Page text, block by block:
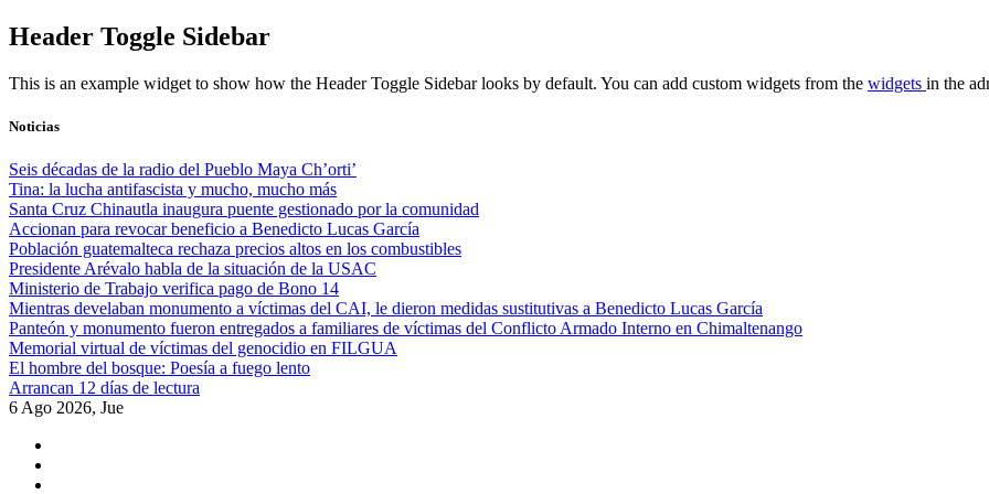
Skip
to
Header Toggle Sidebar
This is an example widget to show how the Header Toggle Sidebar looks by default. You can add custom widgets from the widgets in the
Noticias
Seis décadas de la radio del Pueblo Maya Ch’orti’
Tina: la lucha antifascista y mucho, mucho más
Santa Cruz Chinautla inaugura puente gestionado por la comunidad
Accionan para revocar beneficio a Benedicto Lucas García
Población guatemalteca rechaza precios altos en los combustibles
Presidente Arévalo habla de la situación de la USAC
Ministerio de Trabajo verifica pago de Bono 14
Mientras develaban monumento a víctimas del CAI, le dieron medidas sustitutivas a Benedicto Lucas García
Panteón y monumento fueron entregados a familiares de víctimas del Conflicto Armado Interno en Chimaltenango
Memorial virtual de víctimas del genocidio en FILGUA
El hombre del bosque: Poesía a fuego lento
Arrancan 12 días de lectura
6 Ago 2026, Jue